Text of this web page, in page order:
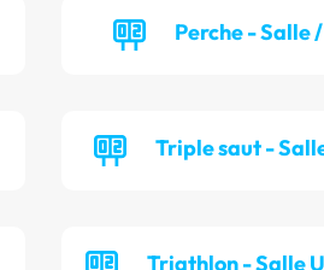
Perche - Salle
Triple saut -
Triathlon - Salle